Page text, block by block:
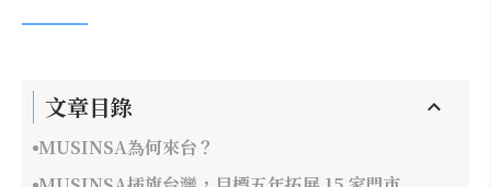
文章目錄
MUSINSA為何來台？